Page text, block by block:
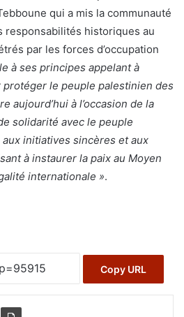
qui a mis la communauté
responsabilités historiques au
par les forces d’occupation
à ses principes appelant à
le peuple palestinien des
aujourd’hui à l’occasion de la
solidarité avec le peuple
initiatives sincères et aux
à instaurer la paix au Moyen
internationale ».
Copy URL